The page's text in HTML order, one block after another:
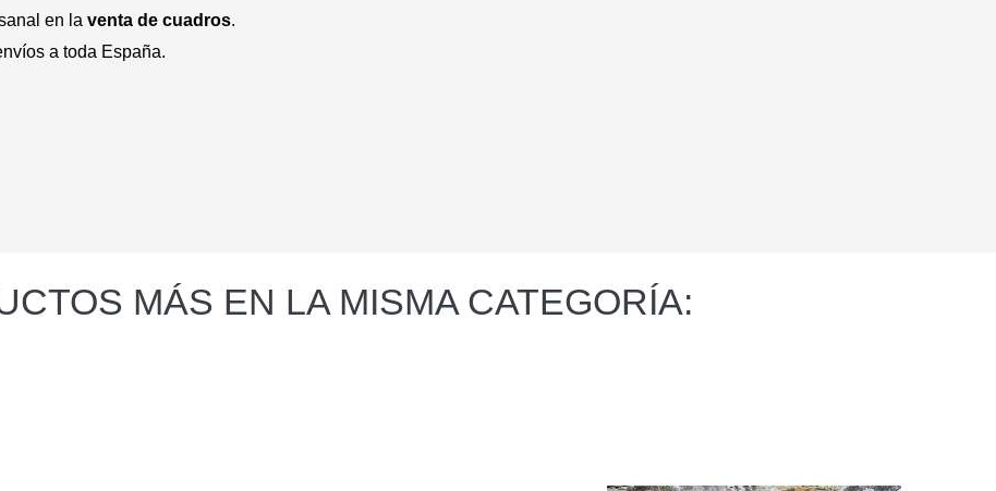
en la venta de cuadros.
a toda España.
MÁS EN LA MISMA CATEGORÍA: